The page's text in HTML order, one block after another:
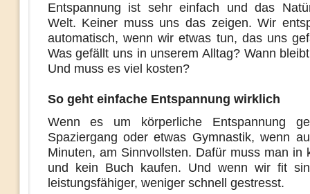
Entspannung ist sehr einfach und das
Welt. Keiner muss uns das zeigen. Wir
automatisch, wenn wir etwas tun, das uns
Was gefällt uns in unserem Alltag? Wann
Und muss es viel kosten?
So geht einfache Entspannung wirklich
Wenn es um körperliche Entspannung
Spaziergang oder etwas Gymnastik, wenn
Minuten, am Sinnvollsten. Dafür muss man in
und kein Buch kaufen. Und wenn wir fit
leistungsfähiger, weniger schnell gestresst.